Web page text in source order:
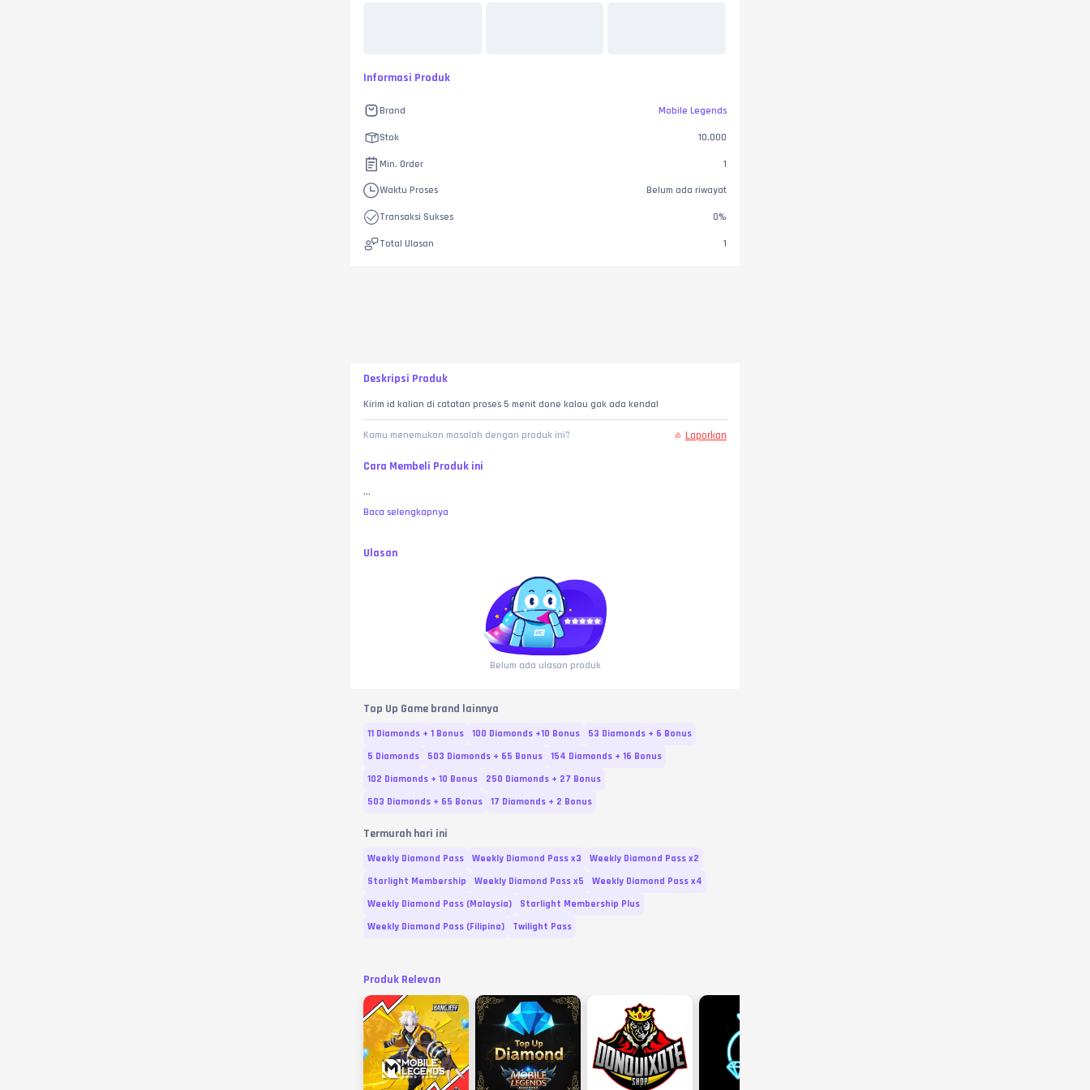
Informasi Produk
Brand Mobile Legends
Stok 10.000
Min. Order 1
Waktu Proses Belum ada riwayat
Transaksi Sukses 0%
Total Ulasan 1
Deskripsi Produk
Kirim id kalian di catatan proses 5 menit done kalau gak ada kendal
Kamu menemukan masalah dengan produk ini? Laporkan
Cara Membeli Produk ini
...
Baca selengkapnya
Ulasan
Belum ada ulasan produk
Top Up Game brand lainnya
11 Diamonds + 1 Bonus 100 Diamonds +10 Bonus
53 Diamonds + 6 Bonus
5 Diamonds
503 Diamonds + 65 Bonus
154 Diamonds + 16 Bonus
102 Diamonds + 10 Bonus
250 Diamonds + 27 Bonus
503 Diamonds + 65 Bonus
17 Diamonds + 2 Bonus
Termurah hari ini
Weekly Diamond Pass Weekly Diamond Pass x3
Weekly Diamond Pass x2
Starlight Membership
Weekly Diamond Pass x5
Weekly Diamond Pass x4
Weekly Diamond Pass (Malaysia)
Starlight Membership Plus
Weekly Diamond Pass (Filipina)
Twilight Pass
Produk Relevan